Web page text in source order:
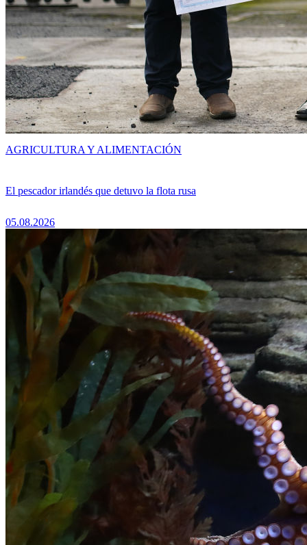
El pescador irlandés que detuvo la flota rusa
05.08.2026
AGRICULTURA Y ALIMENTACIÓN